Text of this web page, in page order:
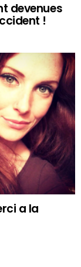
devenues
!
a la